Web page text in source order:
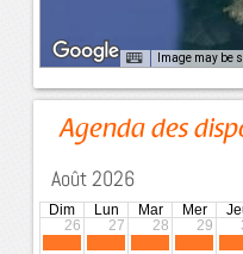
Image may be
Agenda des
Août 2026
Dim Lun Mar Mer
26
27 28 29